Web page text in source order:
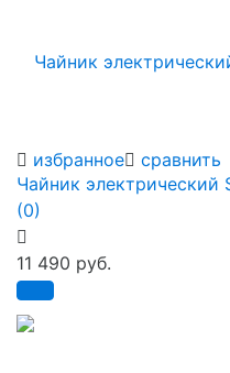
избранное сравнить
Чайник электрический
(0)
11 490 руб.